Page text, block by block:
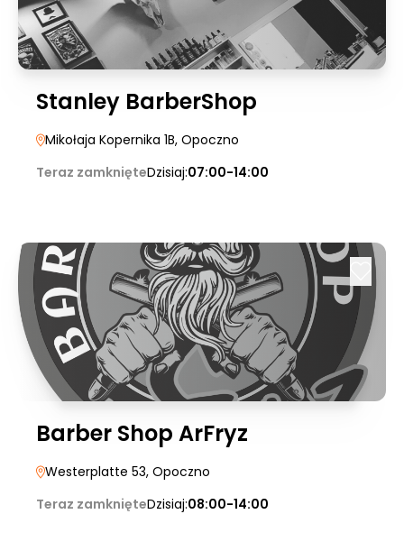
Stanley BarberShop
Mikołaja Kopernika 1B, Opoczno
Teraz zamknięteDzisiaj:07:00-14:00
Barber Shop ArFryz
Westerplatte 53, Opoczno
Teraz zamknięteDzisiaj:08:00-14:00